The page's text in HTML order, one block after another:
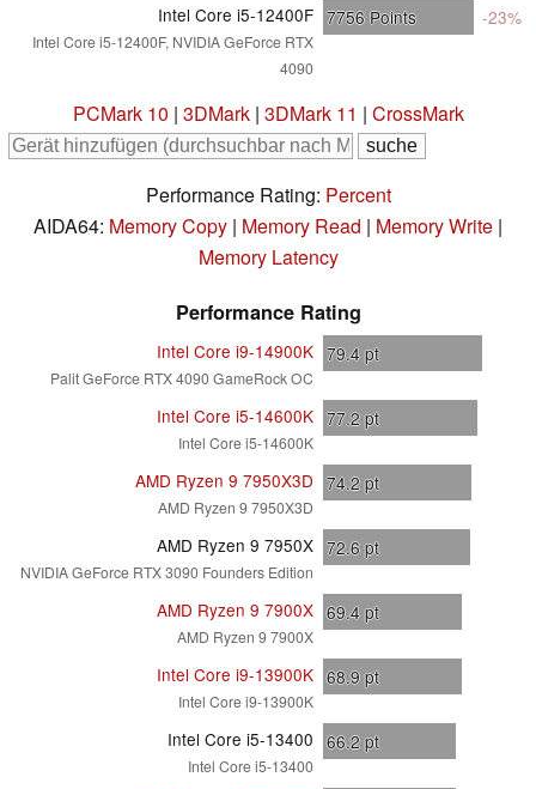
Intel Core i5-12400F
Intel Core i5-12400F, NVIDIA GeForce RTX
4090
7756 Points -23%
PCMark 10 | 3DMark| 3DMark 11 | CrossMark
Performance Rating: Percent
AIDA64: Memory Copy | Memory Read | Memory Write |
Memory Latency
Performance Rating
Intel Core i9-14900K
Palit GeForce RTX 4090 GameRock OC
79.4 pt
Intel Core i5-14600K
Intel Core i5-14600K
77.2 pt
AMD Ryzen 9 7950X3D
AMD Ryzen 9 7950X3D
74.2 pt
AMD Ryzen 9 7950X
NVIDIA GeForce RTX 3090 Founders Edition
72.6 pt
AMD Ryzen 9 7900X
AMD Ryzen 9 7900X
69.4 pt
Intel Core i9-13900K
Intel Core i9-13900K
68.9 pt
Intel Core i5-13400
Intel Core i5-13400
66.2 pt